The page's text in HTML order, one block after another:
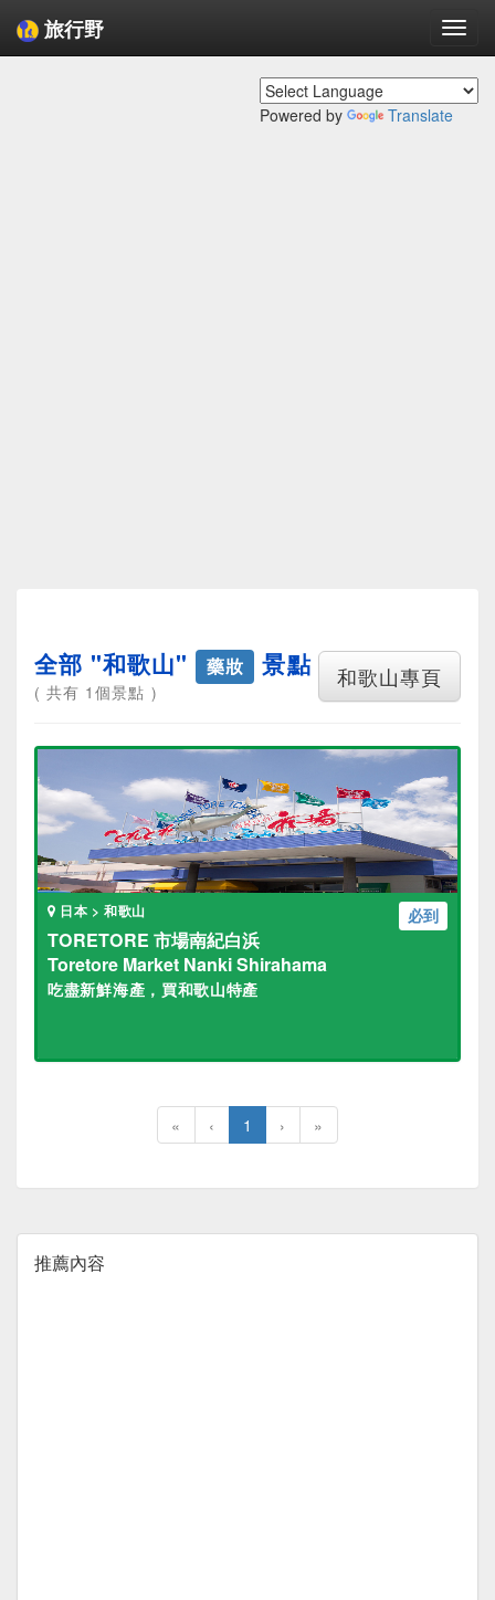
旅行野
Powered by Translate
和歌山專頁
全部 "和歌山" 藥妝 景點
( 共有 1個景點 )
必到
日本 > 和歌山
TORETORE 市場南紀白浜
Toretore Market Nanki Shirahama
吃盡新鮮海產，買和歌山特產
« ‹ 1 › »
推薦內容